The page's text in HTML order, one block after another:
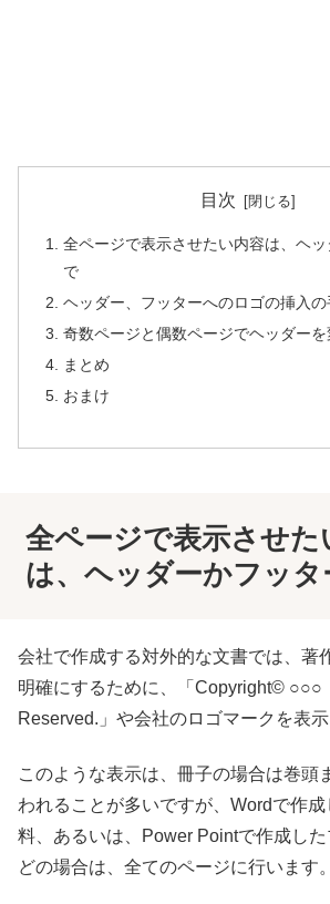
目次
全ページで表示させたい内容は、ヘ
で
ヘッダー、フッターへのロゴの挿入の
奇数ページと偶数ページでヘッダーを
まとめ
おまけ
全ページで表示させた
は、ヘッダーかフッタ
会社で作成する対外的な文書では、著
明確にするために、「Copyright©
Reserved.」や会社のロゴマークを表示
このような表示は、冊子の場合は巻頭
われることが多いですが、Wordで作
料、あるいは、Power Pointで作成し
どの場合は、全てのページに行います。